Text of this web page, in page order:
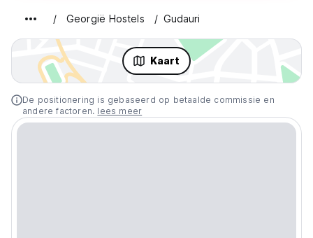
Georgië Hostels Gudauri
Kaart
De positionering is gebaseerd op betaalde commissie en
andere factoren. lees meer